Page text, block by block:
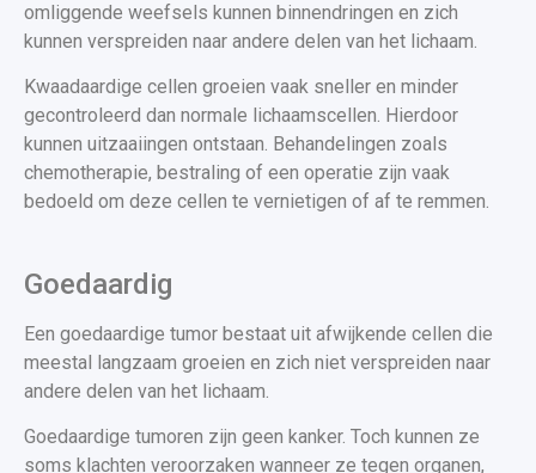
omliggende weefsels kunnen binnendringen en zich
kunnen verspreiden naar andere delen van het lichaam.
Kwaadaardige cellen groeien vaak sneller en minder
gecontroleerd dan normale lichaamscellen. Hierdoor
kunnen uitzaaiingen ontstaan. Behandelingen zoals
chemotherapie, bestraling of een operatie zijn vaak
bedoeld om deze cellen te vernietigen of af te remmen.
Goedaardig
Een goedaardige tumor bestaat uit afwijkende cellen die
meestal langzaam groeien en zich niet verspreiden naar
andere delen van het lichaam.
Goedaardige tumoren zijn geen kanker. Toch kunnen ze
soms klachten veroorzaken wanneer ze tegen organen,